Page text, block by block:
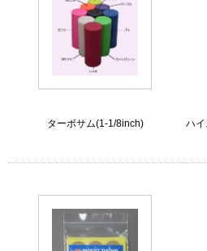
ターボサム(1-1/8inch)
ハイ